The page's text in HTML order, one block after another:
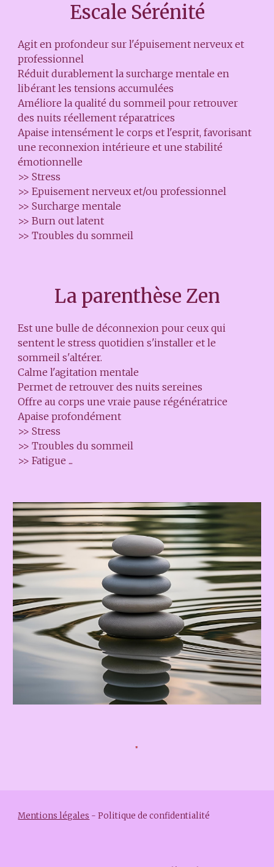
Escale Sérénité
Agit en profondeur sur l'épuisement nerveux et
professionnel
Réduit durablement la surcharge mentale en
libérant les tensions accumulées
Améliore la qualité du sommeil pour retrouver
des nuits réellement réparatrices
Apaise intensément le corps et l'esprit, favorisant
une reconnexion intérieure et une stabilité
émotionnelle
>>Stress
>>Epuisement nerveux et/ou professionnel
>>Surcharge mentale
>>Burn out latent
>>Troubles du sommeil
La parenthèse Zen
Est une bulle de déconnexion pour ceux qui
sentent le stress quotidien s'installer et le
sommeil s'altérer.
Calme l'agitation mentale
Permet de retrouver des nuits sereines
Offre au corps une vraie pause régénératrice
Apaise profondément
>> Stress
>>Troubles du sommeil
>> Fatigue ...
Mentions légales - Politique de confidentialité